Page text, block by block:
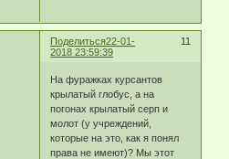
Поделиться 11
22-01-
2018 23:59:39
На фуражках курсантов
крылатый глобус, а на
погонах крылатый серп и
молот (у учреждений,
которые на это, как я понял
права не имеют)? Мы этот